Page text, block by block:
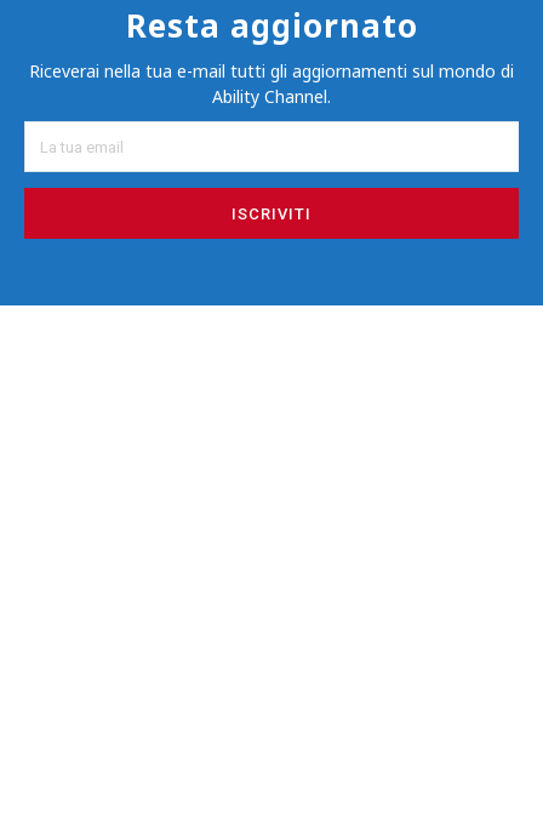
Resta aggiornato
Riceverai nella tua e-mail tutti gli aggiornamenti sul mondo di
Ability Channel.
ISCRIVITI